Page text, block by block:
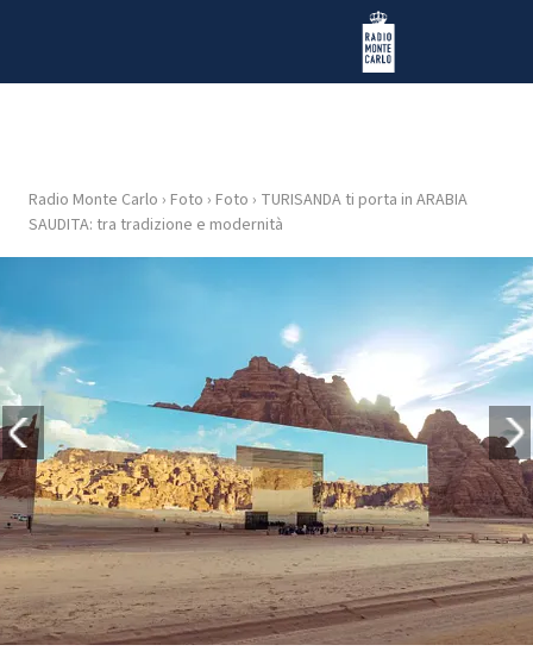
Radio Monte Carlo
HOME
WEB
RADIO
PLAYLIST
NEWS
FOTO
CONCORSI
Radio Monte Carlo › Foto › Foto › TURISANDA ti porta in ARABIA
SAUDITA: tra tradizione e modernità